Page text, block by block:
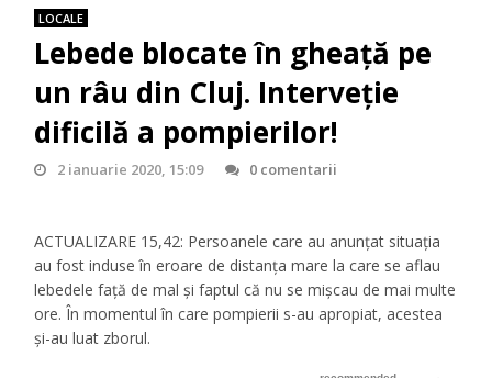
LOCALE
Lebede blocate în gheață pe
un râu din Cluj. Interveție
dificilă a pompierilor!
2 ianuarie 2020, 15:09 0 comentarii
ACTUALIZARE 15,42: Persoanele care au anunțat situația
au fost induse în eroare de distanța mare la care se aflau
lebedele față de mal și faptul că nu se mișcau de mai multe
ore. În momentul în care pompierii s-au apropiat, acestea
și-au luat zborul.